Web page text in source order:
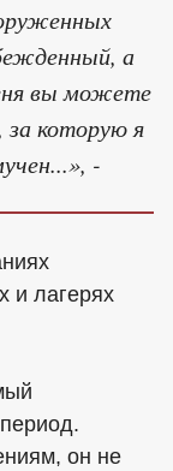
а
вы можете
за которую я
-
и лагерях
он не